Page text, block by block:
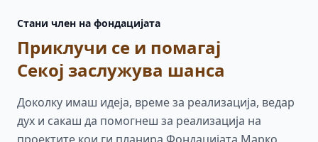
Стани член на фондацијата
Приклучи се и помагај
Секој заслужува шанса
Доколку имаш идеја, време за реализација, ведар
дух и сакаш да помогнеш за реализација на